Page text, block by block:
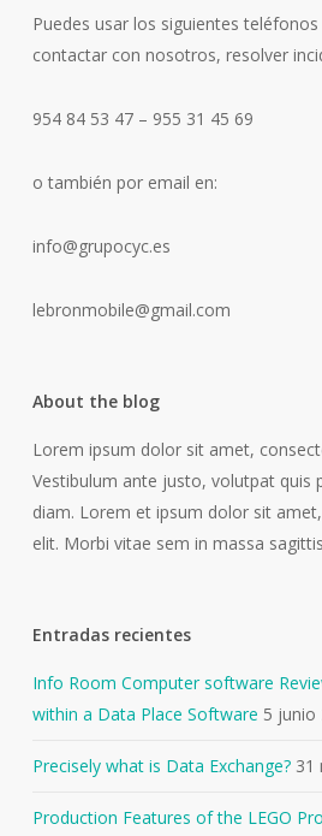
Puedes usar los siguientes
contactar con nosotros, resolver
954 84 53 47 – 955 31 45 69
o también por email en:
info@grupocyc.es
lebronmobile@gmail.com
About the blog
Lorem ipsum dolor sit amet,
Vestibulum ante justo, volutpat quis
diam. Lorem et ipsum dolor sit
elit. Morbi vitae sem in massa
Entradas recientes
Info Room Computer software
within a Data Place Software 5 junio
Precisely what is Data Exchange? 31
Production Features of the LEGO